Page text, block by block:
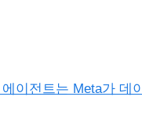
이전트는 Meta가